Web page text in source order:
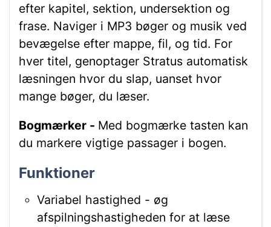
efter kapitel, sektion, undersektion og
frase. Naviger i MP3 bøger og musik ved
bevægelse efter mappe, fil, og tid. For
hver titel, genoptager Stratus automatisk
læsningen hvor du slap, uanset hvor
mange bøger, du læser.
Bogmærker - Med bogmærke tasten kan
du markere vigtige passager i bogen.
Funktioner
Variabel hastighed - øg
afspilningshastigheden for at læse